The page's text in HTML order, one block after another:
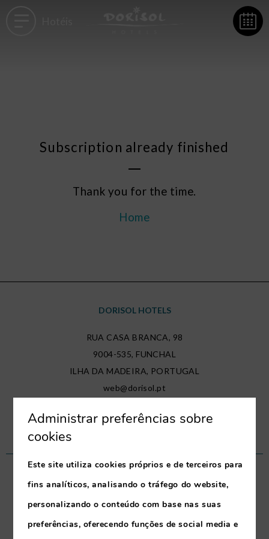
Subscription already finished
Thank you for the time.
Home
DORISOL HOTELS
RUA CASA BRANCA, 98
9004-535, FUNCHAL
ILHA DA MADEIRA, PORTUGAL
web@dorisol.pt
*Chamada para a rede fixa nacional
OS NOSSOS HOTÉIS
Mimosa Studio Hotel
Buganvilia Studio Hotel
Administrar preferências sobre
cookies
Este site utiliza cookies próprios e de terceiros para
fins analíticos, analisando o tráfego do website,
personalizando o conteúdo com base nas suas
preferências, oferecendo funções de social media e